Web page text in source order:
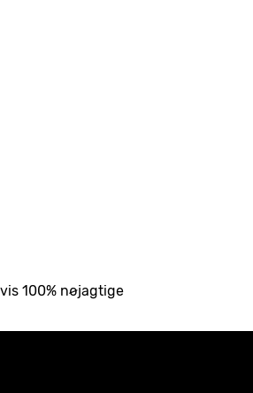
100% nøjagtige